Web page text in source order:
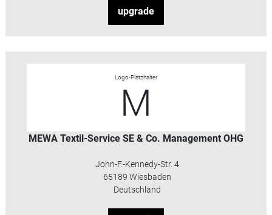
upgrade
Logo-Platzhalter
M
MEWA Textil-Service SE & Co. Management OHG
John-F.-Kennedy-Str. 4
65189 Wiesbaden
Deutschland